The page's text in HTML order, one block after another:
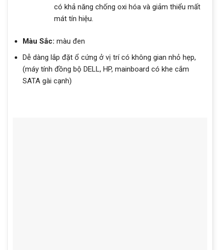
có khả năng chống oxi hóa và giảm thiểu mất
mát tín hiệu.
Màu Sắc: màu đen
Dễ dàng lắp đặt ổ cứng ở vị trí có không gian nhỏ hẹp,
(máy tính đồng bộ DELL, HP, mainboard có khe cắm
SATA gài cạnh)